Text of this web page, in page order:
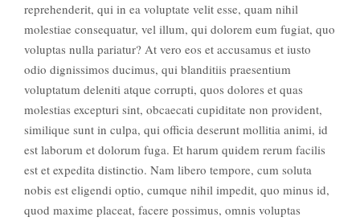
reprehenderit, qui in ea voluptate velit esse, quam nihil
molestiae consequatur, vel illum, qui dolorem eum fugiat, quo
voluptas nulla pariatur? At vero eos et accusamus et iusto
odio dignissimos ducimus, qui blanditiis praesentium
voluptatum deleniti atque corrupti, quos dolores et quas
molestias excepturi sint, obcaecati cupiditate non provident,
similique sunt in culpa, qui officia deserunt mollitia animi, id
est laborum et dolorum fuga. Et harum quidem rerum facilis
est et expedita distinctio. Nam libero tempore, cum soluta
nobis est eligendi optio, cumque nihil impedit, quo minus id,
quod maxime placeat, facere possimus, omnis voluptas